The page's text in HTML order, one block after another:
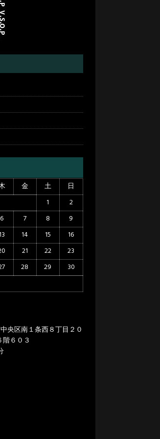
金 土
日
1
2
6 7 8
9
14 15
16
21 22
23
28 29
30
央区南１条西８丁目２０
６０３